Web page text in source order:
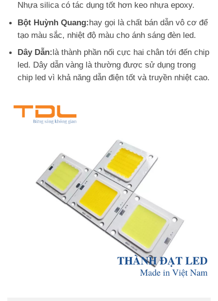
Nhựa silica có tác dụng tốt hơn keo nhựa epoxy.
Bột Huỳnh Quang:hay gọi là chất bán dẫn vô cơ để
tạo màu sắc, nhiệt độ màu cho ánh sáng đèn led.
Dây Dẫn: là thành phần nối cực hai chân tới đến chip
led. Dây dẫn vàng là thường được sử dụng trong
chip led vì khả năng dẫn điện tốt và truyền nhiệt cao.